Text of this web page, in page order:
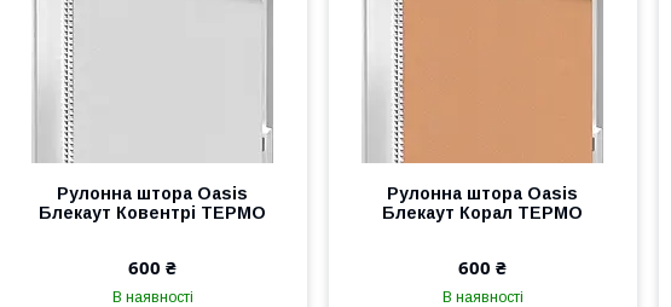
Рулонна штора Oasis
Блекаут Ковентрі ТЕРМО
600 ₴
В наявності
Рулонна штора Oasis
Блекаут Корал ТЕРМО
600 ₴
В наявності